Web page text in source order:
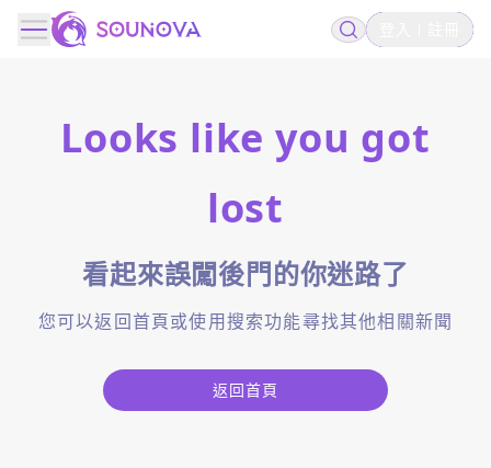
Looks like you got
lost
看起來誤闖後門的你迷路了
您可以返回首頁或使用搜索功能尋找其他相關新聞
返回首頁